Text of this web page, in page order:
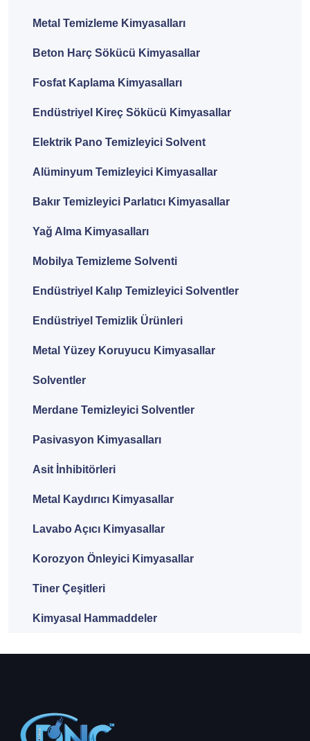
Metal Temizleme Kimyasalları
Beton Harç Sökücü Kimyasallar
Fosfat Kaplama Kimyasalları
Endüstriyel Kireç Sökücü Kimyasallar
Elektrik Pano Temizleyici Solvent
Alüminyum Temizleyici Kimyasallar
Bakır Temizleyici Parlatıcı Kimyasallar
Yağ Alma Kimyasalları
Mobilya Temizleme Solventi
Endüstriyel Kalıp Temizleyici Solventler
Endüstriyel Temizlik Ürünleri
Metal Yüzey Koruyucu Kimyasallar
Solventler
Merdane Temizleyici Solventler
Pasivasyon Kimyasalları
Asit İnhibitörleri
Metal Kaydırıcı Kimyasallar
Lavabo Açıcı Kimyasallar
Korozyon Önleyici Kimyasallar
Tiner Çeşitleri
Kimyasal Hammaddeler